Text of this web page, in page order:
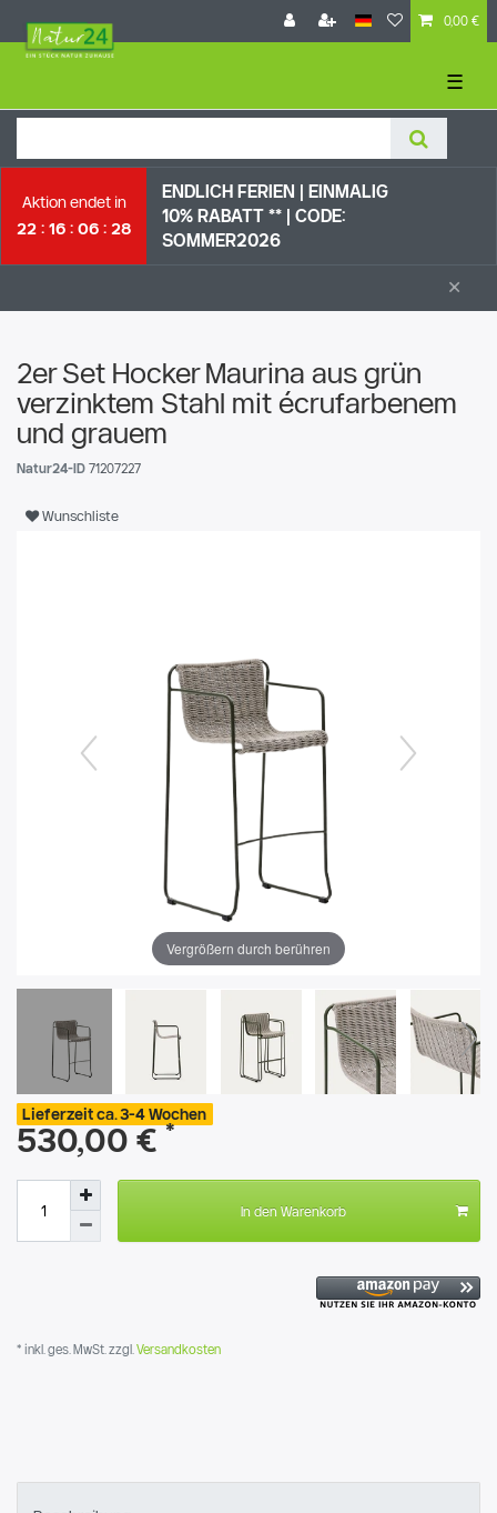
0,00 €
☰
Aktion endet in
22
16 06 27
ENDLICH FERIEN | EI NMALIG
10% RABATT ** | CODE:
SOMMER2026
×
2er Set Hocker Maurina aus grün
verzinktem Stahl mit écrufarbenem
und grauem
Natur24-ID 71207227
Wunschliste
Vergrößern durch berühren
Lieferzeit ca. 3-4 Wochen
530,00 € *
In den Warenkorb
* inkl. ges. MwSt. zzgl. Versandkosten